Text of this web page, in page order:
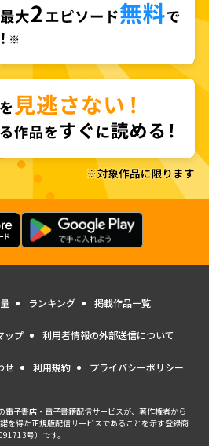
ランキング 掲載作品一覧
ップ 利用者情報の外部送信について
せ 利用規約 プライバシーポリシー
電子書店・電子書籍配信サービスが、著作権者から
を得た正規版配信サービスであることを示す登録商
号）です。